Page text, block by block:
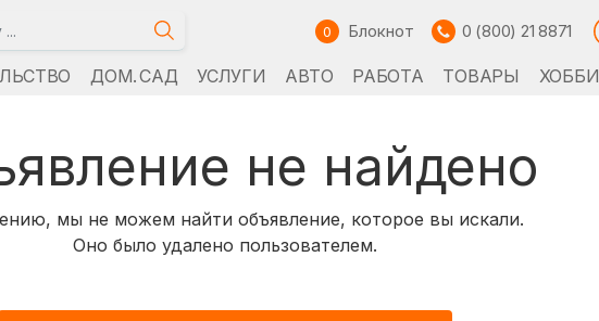
0 Блокнот 0 (800) 21 8871
ДОМ. САД УСЛУГИ АВТО РАБОТА ТОВАРЫ ХОББИ
не найдено
мы не можем найти объявление, которое вы искали.
Оно было удалено пользователем.